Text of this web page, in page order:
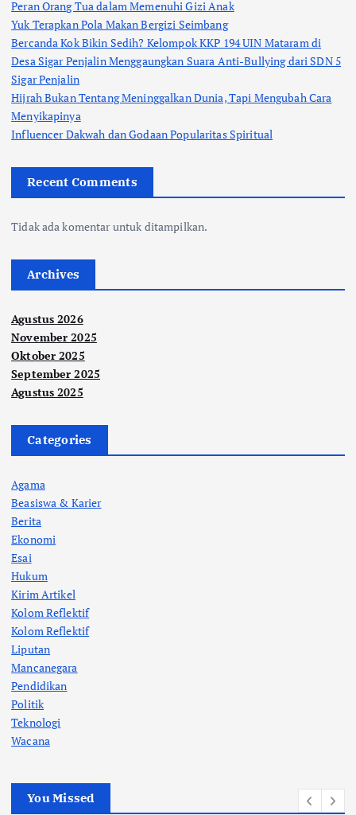
Peran Orang Tua dalam Memenuhi Gizi Anak
Yuk Terapkan Pola Makan Bergizi Seimbang
Bercanda Kok Bikin Sedih? Kelompok KKP 194 UIN Mataram di
Desa Sigar Penjalin Menggaungkan Suara Anti-Bullying dari SDN 5
Sigar Penjalin
Hijrah Bukan Tentang Meninggalkan Dunia, Tapi Mengubah Cara
Menyikapinya
Influencer Dakwah dan Godaan Popularitas Spiritual
Recent Comments
Tidak ada komentar untuk ditampilkan.
Archives
Agustus 2026
November 2025
Oktober 2025
September 2025
Agustus 2025
Categories
Agama
Beasiswa & Karier
Berita
Ekonomi
Esai
Hukum
Kirim Artikel
Kolom Reflektif
Kolom Reflektif
Liputan
Mancanegara
Pendidikan
Politik
Teknologi
Wacana
You Missed